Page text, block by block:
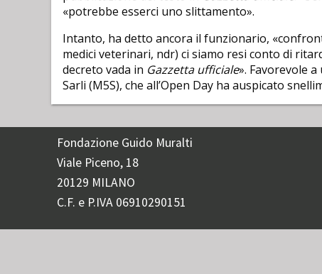
«potrebbe esserci uno slittamento».
Intanto, ha detto ancora il funzionario,
medici veterinari, ndr) ci siamo resi conto di
decreto vada in Gazzetta ufficiale». Favorevole
Sarli (M5S), che all’Open Day ha auspicato
Fondazione Guido Muralti
Viale Piceno, 18
20129 MILANO
C.F. e P.IVA 06910290151